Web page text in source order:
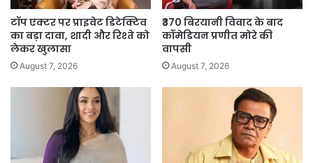
टॉप एक्टर पर प्राइवेट डिटेक्टिव
का बड़ा दावा, शादी और रिश्ते को
लेकर खुलासा
August 7, 2026
₹370 बिरयानी विवाद के बाद
कॉमेडियन प्रणीत मोरे की
वापसी
August 7, 2026